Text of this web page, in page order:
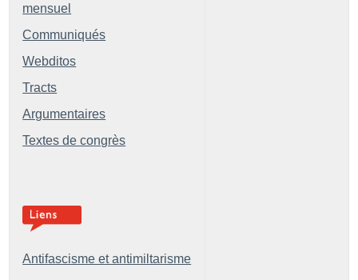
mensuel
Communiqués
Webditos
Tracts
Argumentaires
Textes de congrès
Antifascisme et antimiltarisme